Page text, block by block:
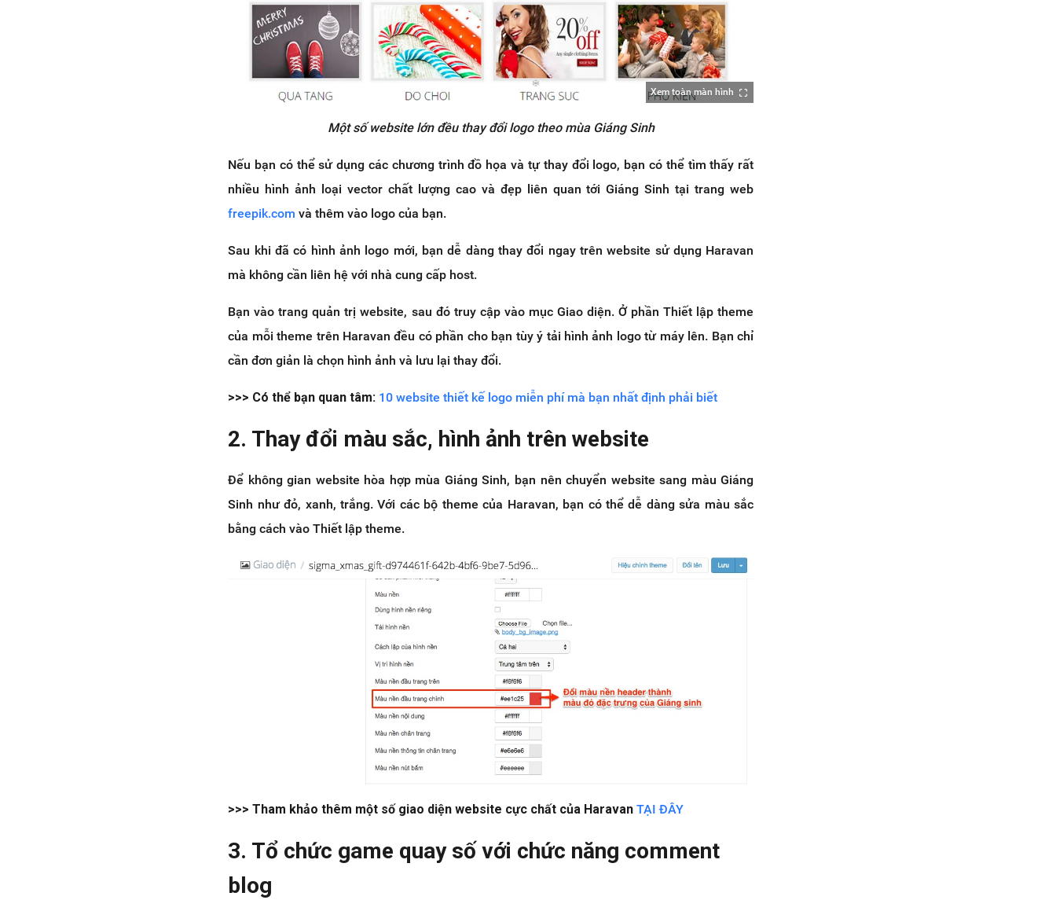
Xem toàn màn hình
Một số website lớn đều thay đổi logo theo mùa Giáng Sinh
Nếu bạn có thể sử dụng các chương trình đồ họa và tự thay đổi logo, bạn có thể tìm thấy rất
nhiều hình ảnh loại vector chất lượng cao và đẹp liên quan tới Giáng Sinh tại trang web
freepik.com và thêm vào logo của bạn.
Sau khi đã có hình ảnh logo mới, bạn dễ dàng thay đổi ngay trên website sử dụng Haravan
mà không cần liên hệ với nhà cung cấp host.
Bạn vào trang quản trị website, sau đó truy cập vào mục Giao diện. Ở phần Thiết lập theme
của mỗi theme trên Haravan đều có phần cho bạn tùy ý tải hình ảnh logo từ máy lên. Bạn chỉ
cần đơn giản là chọn hình ảnh và lưu lại thay đổi.
>>> Có thể bạn quan tâm: 10 website thiết kế logo miễn phí mà bạn nhất định phải biết
2. Thay đổi màu sắc, hình ảnh trên website
Để không gian website hòa hợp mùa Giáng Sinh, bạn nên chuyển website sang màu Giáng
Sinh như đỏ, xanh, trắng. Với các bộ theme của Haravan, bạn có thể dễ dàng sửa màu sắc
bằng cách vào Thiết lập theme.
>>> Tham khảo thêm một số giao diện website cực chất của Haravan TẠI ĐÂY
3. Tổ chức game quay số với chức năng comment
blog